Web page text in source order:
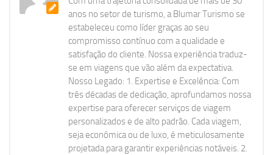
anos no setor de turismo, a Blumar Turismo se
estabeleceu como líder graças ao seu
compromisso contínuo com a qualidade e
satisfação do cliente. Nossa experiência traduz-
se em viagens que vão além da expectativa.
Nosso Legado: 1. Expertise e Excelência: Com
três décadas de dedicação, aprofundamos nossa
expertise para oferecer serviços de viagem
personalizados e de alto padrão. Cada viagem,
seja econômica ou de luxo, é meticulosamente
projetada para garantir experiências notáveis. 2.